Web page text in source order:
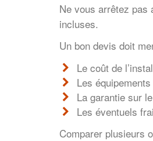
Ne vous arrêtez pas
incluses.
Un bon devis doit
Le coût de
Les
La garantie sur
Les éventuels
Comparer plusieurs